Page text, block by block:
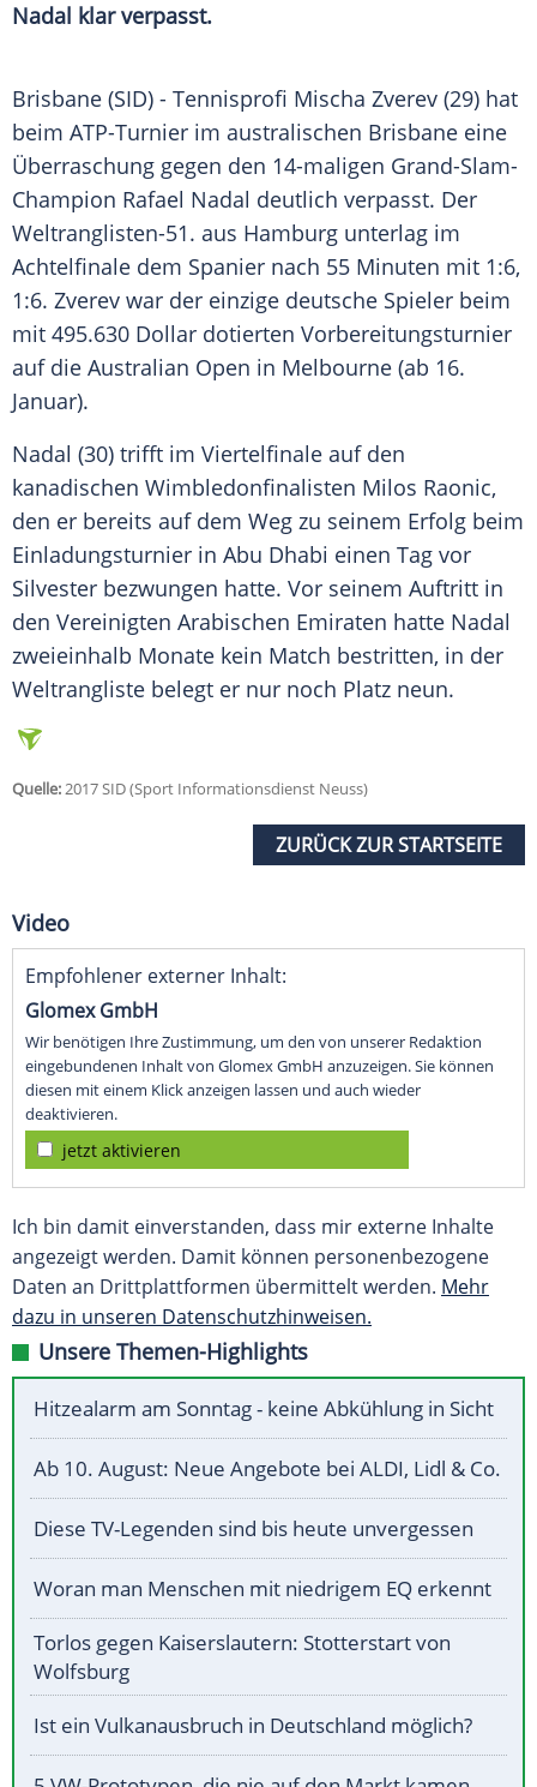
Nadal klar verpasst.
Brisbane (SID) - Tennisprofi Mischa Zverev (29) hat
beim ATP-Turnier im australischen Brisbane eine
Überraschung gegen den 14-maligen Grand-Slam-
Champion Rafael Nadal deutlich verpasst. Der
Weltranglisten-51. aus Hamburg unterlag im
Achtelfinale dem Spanier nach 55 Minuten mit 1:6,
1:6. Zverev war der einzige deutsche Spieler beim
mit 495.630 Dollar dotierten Vorbereitungsturnier
auf die Australian Open in Melbourne (ab 16.
Januar).
Nadal (30) trifft im Viertelfinale auf den
kanadischen Wimbledonfinalisten Milos Raonic,
den er bereits auf dem Weg zu seinem Erfolg beim
Einladungsturnier in Abu Dhabi einen Tag vor
Silvester bezwungen hatte. Vor seinem Auftritt in
den Vereinigten Arabischen Emiraten hatte Nadal
zweieinhalb Monate kein Match bestritten, in der
Weltrangliste belegt er nur noch Platz neun.
Quelle:2017 SID (Sport Informationsdienst Neuss)
ZURÜCK ZUR STARTSEITE
Video
Empfohlener externer Inhalt:
Glomex GmbH
Wir benötigen Ihre Zustimmung, um den von unserer Redaktion
eingebundenen Inhalt von Glomex GmbH anzuzeigen. Sie können
diesen mit einem Klick anzeigen lassen und auch wieder
deaktivieren.
jetzt aktivieren
Ich bin damit einverstanden, dass mir externe Inhalte
angezeigt werden. Damit können personenbezogene
Daten an Drittplattformen übermittelt werden. Mehr
dazu in unseren Datenschutzhinweisen.
Unsere Themen-Highlights
Hitzealarm am Sonntag - keine Abkühlung in Sicht
Ab 10. August: Neue Angebote bei ALDI, Lidl & Co.
Diese TV-Legenden sind bis heute unvergessen
Woran man Menschen mit niedrigem EQ erkennt
Torlos gegen Kaiserslautern: Stotterstart von
Wolfsburg
Ist ein Vulkanausbruch in Deutschland möglich?